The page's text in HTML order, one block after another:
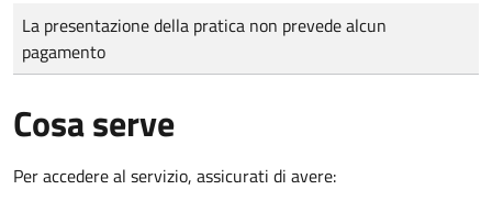
Tipo di pagamento
Importo
La presentazione della pratica non prevede alcun
pagamento
Cosa serve
Per accedere al servizio, assicurati di avere: